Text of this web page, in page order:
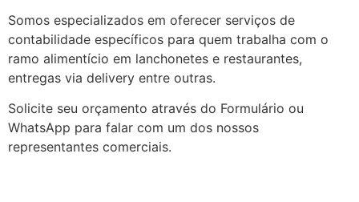
Somos especializados em oferecer serviços de
contabilidade específicos para quem trabalha com o
ramo alimentício em lanchonetes e restaurantes,
entregas via delivery entre outras.
Solicite seu orçamento através do Formulário ou
WhatsApp para falar com um dos nossos
representantes comerciais.